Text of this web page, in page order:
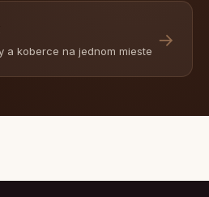
a koberce na jednom mieste
→